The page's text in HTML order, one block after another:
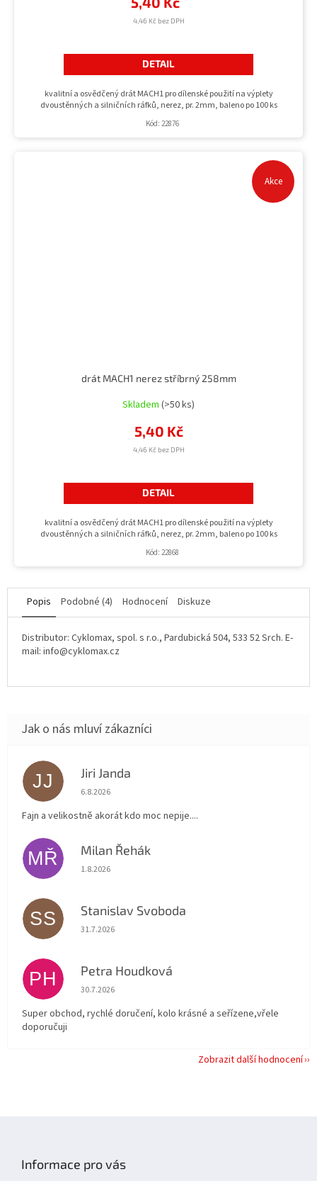
4,46 Kč bez DPH
DETAIL
kvalitní a osvědčený drát MACH1 pro dílenské použití na výplety
dvoustěnných a silničních ráfků, nerez, pr. 2mm, baleno po 100 ks
Kód: 22876
Akce
drát MACH1 nerez stříbrný 258mm
Skladem (>50 ks)
4,46 Kč bez DPH
5,40 Kč
DETAIL
kvalitní a osvědčený drát MACH1 pro dílenské použití na výplety
dvoustěnných a silničních ráfků, nerez, pr. 2mm, baleno po 100 ks
Kód: 22868
Popis Podobné (4) Hodnocení Diskuze
Distributor: Cyklomax, spol. s r.o., Pardubická 504, 533 52 Srch. E-
mail: info@cyklomax.cz
JJ Jiri Janda
Hodnocení obchodu je 5 z 5 hvězdiček.
6.8.2026
Fajn a velikostně akorát kdo moc nepije....
MŘ Milan Řehák
Hodnocení obchodu je 5 z 5 hvězdiček.
1.8.2026
SS Stanislav Svoboda
Hodnocení obchodu je 5 z 5 hvězdiček.
31.7.2026
PH Petra Houdková
Hodnocení obchodu je 5 z 5 hvězdiček.
30.7.2026
Super obchod, rychlé doručení, kolo krásné a seřízene,vřele
doporučuji
Zobrazit další hodnocení
Informace pro vás